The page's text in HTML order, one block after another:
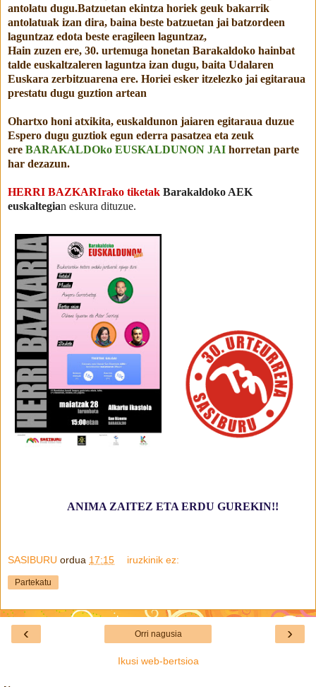
antolatu dugu.Batzuetan ekintza horiek geuk bakarrik
antolatuak izan dira, baina beste batzuetan jai batzordeen
laguntzaz edota beste eragileen laguntzaz,
Hain zuzen ere, 30. urtemuga honetan Barakaldoko hainbat
talde euskaltzaleren laguntza izan dugu, baita Udalaren
Euskara zerbitzuarena ere. Horiei esker itzelezko jai egitaraua
prestatu dugu guztion artean
Ohartxo honi atxikita, euskaldunon jaiaren egitaraua duzue
Espero dugu guztiok egun ederra pasatzea eta zeuk
ere BARAKALDOko EUSKALDUNON JAI horretan parte
har dezazun.
HERRI BAZKARIrako tiketak Barakaldoko AEK
euskaltegian eskura dituzue.
ANIMA ZAITEZ ETA ERDU GUREKIN!!
SASIBURU ordua 17:15 iruzkinik ez:
Partekatu
‹ ›
Orri nagusia
Ikusi web-bertsioa